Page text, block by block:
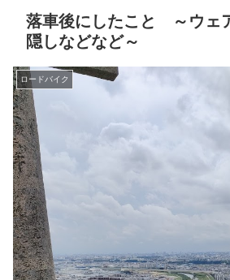
落車後にしたこと ～ウェ
隠しなどなど～
ロードバイク